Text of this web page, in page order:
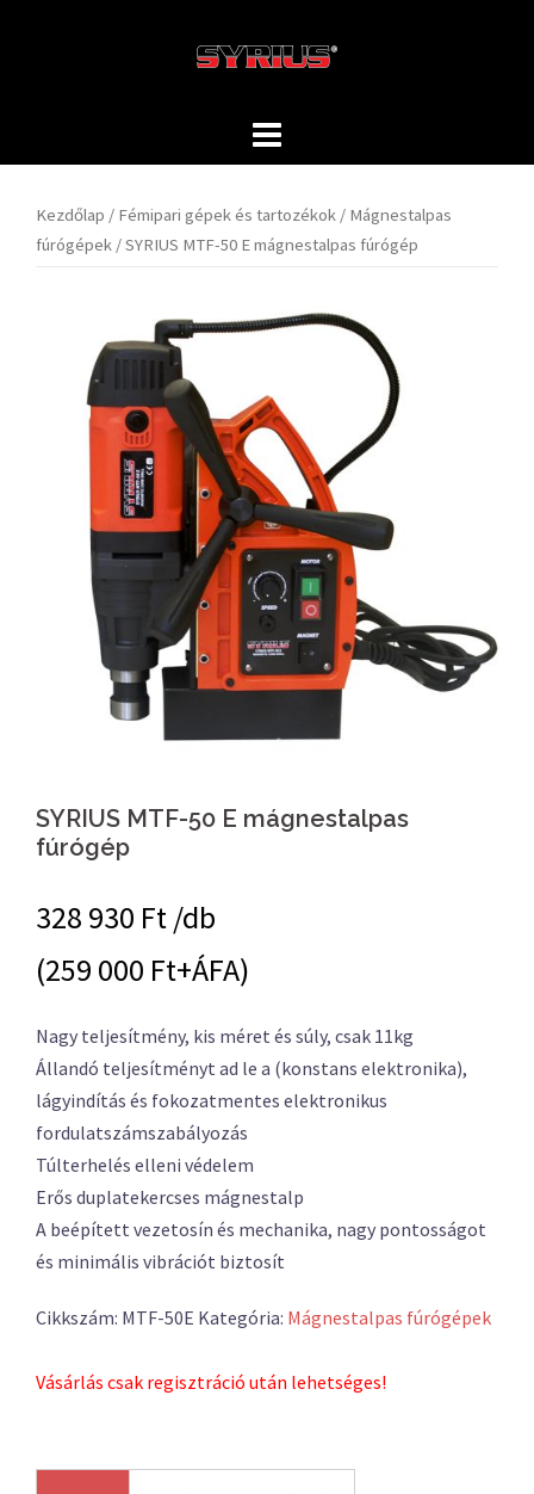
Kezdőlap / Fémipari gépek és tartozékok / Mágnestalpas
fúrógépek / SYRIUS MTF-50 E mágnestalpas fúrógép
SYRIUS MTF-50 E mágnestalpas
fúrógép
328 930 Ft /db
(259 000 Ft+ÁFA)
Nagy teljesítmény, kis méret és súly, csak 11kg
Állandó teljesítményt ad le a (konstans elektronika),
lágyindítás és fokozatmentes elektronikus
fordulatszámszabályozás
Túlterhelés elleni védelem
Erős duplatekercses mágnestalp
A beépített vezetosín és mechanika, nagy pontosságot
és minimális vibrációt biztosít
Cikkszám: MTF-50E Kategória: Mágnestalpas fúrógépek
Vásárlás csak regisztráció után lehetséges!